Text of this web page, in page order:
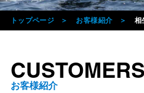
トップページ お客様紹介
CUSTOMERS
お客様紹介